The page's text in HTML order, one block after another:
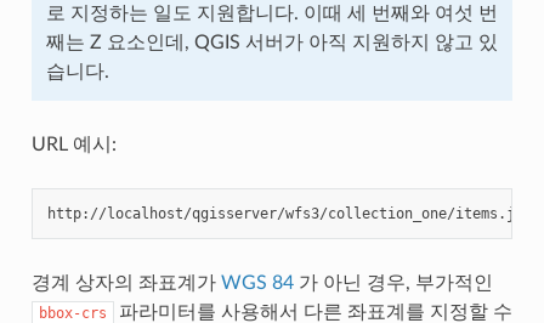
로 지정하는 일도 지원합니다. 이때 세 번째와 여섯 번
째는 Z 요소인데, QGIS 서버가 아직 지원하지 않고 있
습니다.
URL 예시:
http://localhost/qgisserver/wfs3/collection_one/
경계 상자의 좌표계가 WGS 84가 아닌 경우, 부가적인
bbox-crs
파라미터를 사용해서 다른 좌표계를 지정할 수